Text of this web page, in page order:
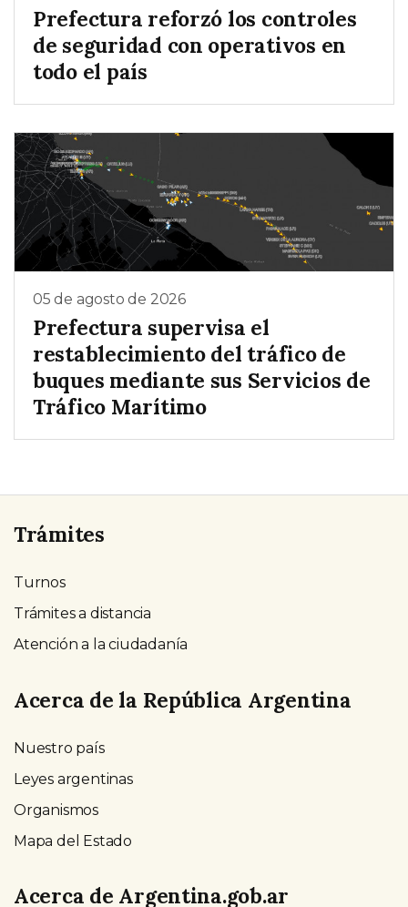
Prefectura reforzó los controles
de seguridad con operativos en
todo el país
05 de agosto de 2026
Prefectura supervisa el
restablecimiento del tráfico de
buques mediante sus Servicios de
Tráfico Marítimo
Trámites
Turnos
Trámites a distancia
Atención a la ciudadanía
Acerca de la República Argentina
Nuestro país
Leyes argentinas
Organismos
Mapa del Estado
Acerca de Argentina.gob.ar